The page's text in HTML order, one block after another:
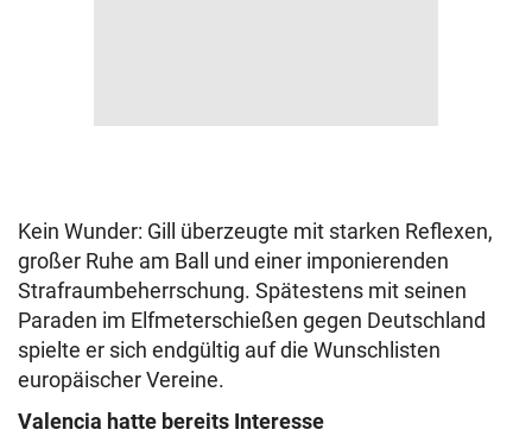
Kein Wunder: Gill überzeugte mit starken Reflexen,
großer Ruhe am Ball und einer imponierenden
Strafraumbeherrschung. Spätestens mit seinen
Paraden im Elfmeterschießen gegen Deutschland
spielte er sich endgültig auf die Wunschlisten
europäischer Vereine.
Valencia hatte bereits Interesse